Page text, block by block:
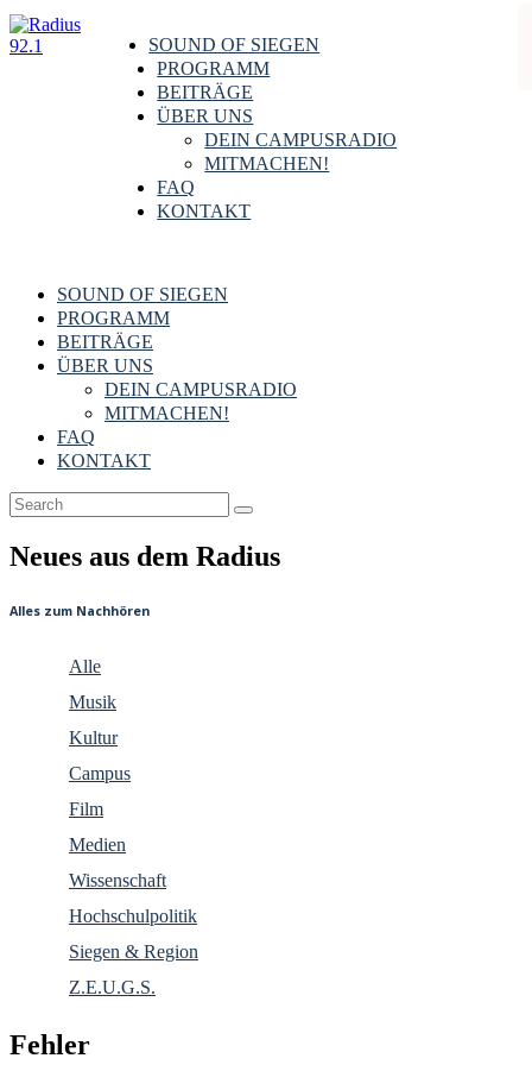
SOUND OF SIEGEN
PROGRAMM
BEITRÄGE
ÜBER UNS
DEIN CAMPUSRADIO
MITMACHEN!
FAQ
KONTAKT
SOUND OF SIEGEN
PROGRAMM
BEITRÄGE
ÜBER UNS
DEIN CAMPUSRADIO
MITMACHEN!
FAQ
KONTAKT
Neues aus dem Radius
Alles zum Nachhören
Alle
Musik
Kultur
Campus
Film
Medien
Wissenschaft
Hochschulpolitik
Siegen & Region
Z.E.U.G.S.
Fehler